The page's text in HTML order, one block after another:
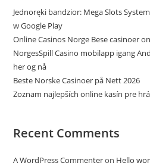
Jednoręki bandzior: Mega Slots
w Google Play
Online Casinos Norge Bese casinoer
NorgesSpill Casino mobilapp igang
her og nå
Beste Norske Casinoer på Nett 2026
Zoznam najlepších online kasín pre
Recent Comments
A WordPress Commenteron Hello